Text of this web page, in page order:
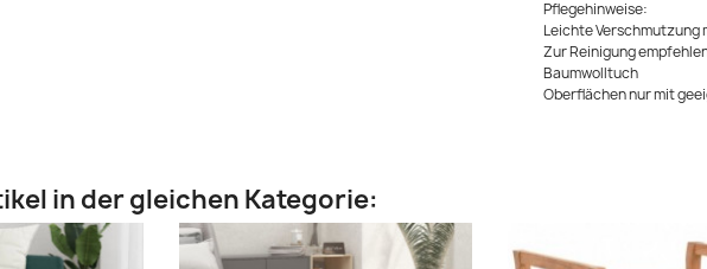
Pflegehinweise:
Leichte
Zur Reinigung
Baumwolltuch
Oberflächen nur mit
in der gleichen Kategorie: